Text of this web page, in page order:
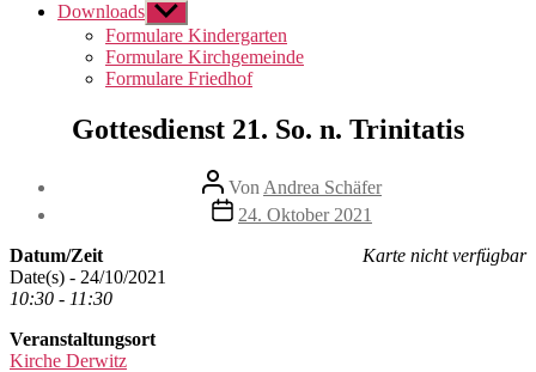
Downloads Untermenü
anzeigen
Formulare Kindergarten
Formulare Kirchgemeinde
Formulare Friedhof
Gottesdienst 21. So. n. Trinitatis
Beitragsautor
Von Andrea Schäfer
Beitragsdatum
24. Oktober 2021
Karte nicht verfügbar
Datum/Zeit
Date(s) - 24/10/2021
10:30 - 11:30
Veranstaltungsort
Kirche Derwitz